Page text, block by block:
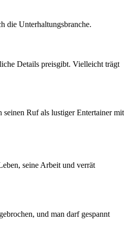
die Unterhaltungsbranche.
Details preisgibt. Vielleicht trägt
seinen Ruf als lustiger Entertainer mit
seine Arbeit und verrät
und man darf gespannt